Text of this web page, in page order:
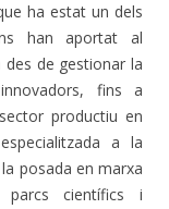
ha estat un dels
han aportat al
des de gestionar la
fins a
productiu en
a la
posada en marxa
parcs científics i